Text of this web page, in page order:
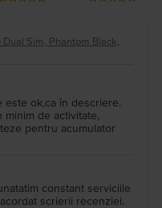
Sim, Phantom Black,
este ok,ca în descriere.
de activitate,
pentru acumulator
constant serviciile
scrierii recenziei.